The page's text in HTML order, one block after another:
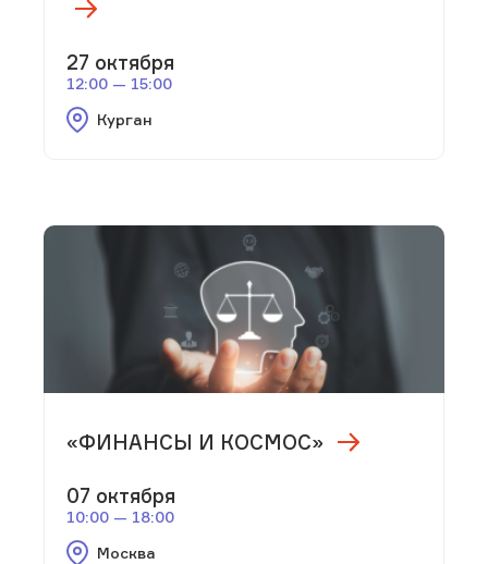
27 октября
12:00 — 15:00
Курган
«ФИНАНСЫ И КОСМОС»
07 октября
10:00 — 18:00
Москва